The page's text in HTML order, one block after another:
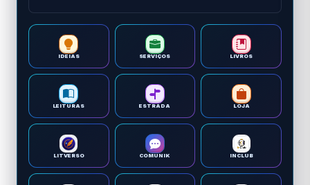
IDEIAS SERVIÇOS LIVROS
LEITURAS ESTRADA LOJA
LITVERSO COMUNIK INCLUB